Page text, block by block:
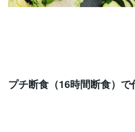
プチ断食（16時間断食）で